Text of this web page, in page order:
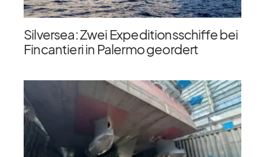
Silversea: Zwei Expeditionsschiffe bei
Fincantieri in Palermo geordert